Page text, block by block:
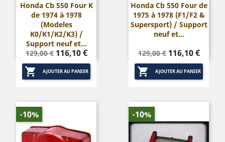
Honda Cb 550 Four K
de 1974 à 1978
(Modeles
K0/K1/K2/K3) /
Support neuf et...
Prix
de
base
129,00 € Prix
116,10 €
 AJOUTER AU PANIER
Honda Cb 550 Four de
1975 à 1978 (F1/F2 &
Supersport) / Support
neuf et...
Prix
de
base
129,00 € Prix
116,10 €
 AJOUTER AU PANIER
-10% -10%